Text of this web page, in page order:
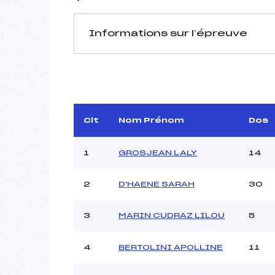
Informations sur l’épreuve
Arbitre :
Assistant :
MANCHE 1
Heure de départ :
Ouvreurs A :
Clt Nom Prénom Dos
1 GROSJEAN LALY 14
2 D'HAENE SARAH 30
3 MARIN CUDRAZ LILOU 5
4 BERTOLINI APOLLINE 11